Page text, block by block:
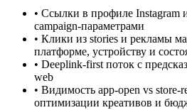
• Ссылки в профиле Instagram
campaign-параметрами
• Клики из stories и рекламы
платформе, устройству и
• Deeplink-first поток с
web
• Видимость app-open vs store-
оптимизации креативов и